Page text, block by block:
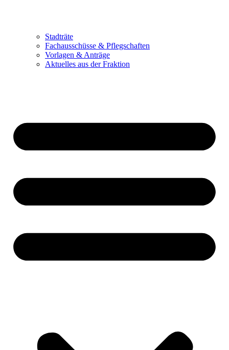
Stadträte
Fachausschüsse & Pflegschaften
Vorlagen & Anträge
Aktuelles aus der Fraktion